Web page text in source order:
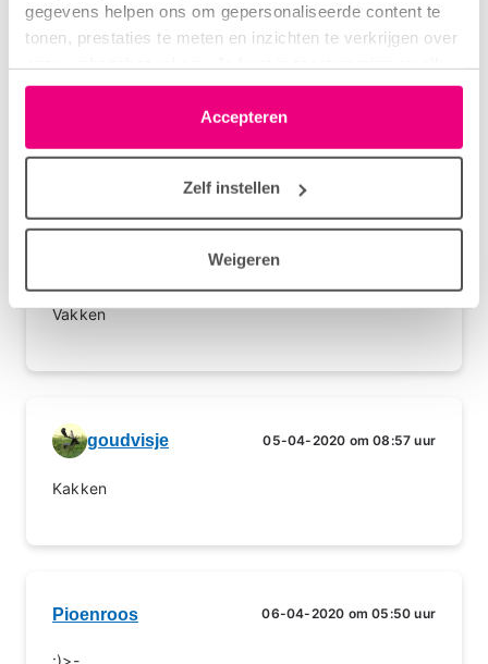
gegevens helpen ons om gepersonaliseerde content te
tonen, prestaties te meten en inzichten te verkrijgen over
moment wijzigen of intrekken via het cookie-icoontje
linksonder elke pagina. De lijst met partners is te vinden
in het tabblad “details”.
Accepteren
Zelf instellen
Weigeren04-04-2020 om 08:00 uur
Vakken
goudvisje 05-04-2020 om 08:57 uur
Kakken
Pioenroos 06-04-2020 om 05:50 uur
:)>-